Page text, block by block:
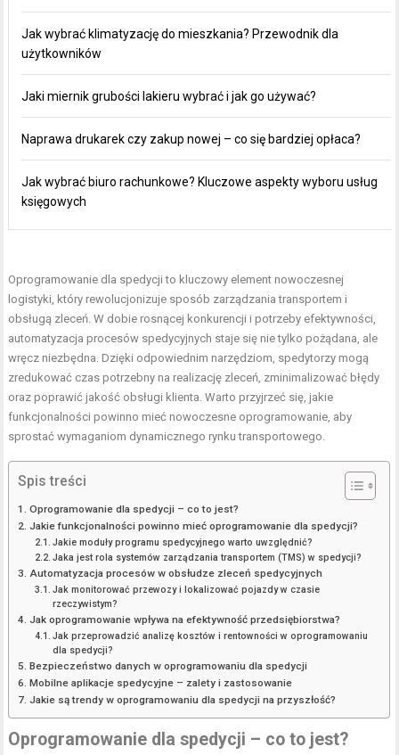
Jak wybrać klimatyzację do mieszkania? Przewodnik dla
użytkowników
Jaki miernik grubości lakieru wybrać i jak go używać?
Naprawa drukarek czy zakup nowej – co się bardziej opłaca?
Jak wybrać biuro rachunkowe? Kluczowe aspekty wyboru usług
księgowych
Oprogramowanie dla spedycji to kluczowy element nowoczesnej
logistyki, który rewolucjonizuje sposób zarządzania transportem i
obsługą zleceń. W dobie rosnącej konkurencji i potrzeby efektywności,
automatyzacja procesów spedycyjnych staje się nie tylko pożądana, ale
wręcz niezbędna. Dzięki odpowiednim narzędziom, spedytorzy mogą
zredukować czas potrzebny na realizację zleceń, zminimalizować błędy
oraz poprawić jakość obsługi klienta. Warto przyjrzeć się, jakie
funkcjonalności powinno mieć nowoczesne oprogramowanie, aby
sprostać wymaganiom dynamicznego rynku transportowego.
Spis treści
Oprogramowanie dla spedycji – co to jest?
Jakie funkcjonalności powinno mieć oprogramowanie dla spedycji?
Jakie moduły programu spedycyjnego warto uwzględnić?
Jaka jest rola systemów zarządzania transportem (TMS) w spedycji?
Automatyzacja procesów w obsłudze zleceń spedycyjnych
Jak monitorować przewozy i lokalizować pojazdy w czasie
rzeczywistym?
Jak oprogramowanie wpływa na efektywność przedsiębiorstwa?
Jak przeprowadzić analizę kosztów i rentowności w oprogramowaniu
dla spedycji?
Bezpieczeństwo danych w oprogramowaniu dla spedycji
Mobilne aplikacje spedycyjne – zalety i zastosowanie
Jakie są trendy w oprogramowaniu dla spedycji na przyszłość?
Oprogramowanie dla spedycji – co to jest?